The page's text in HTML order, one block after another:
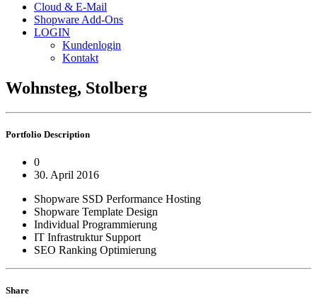
Cloud & E-Mail
Shopware Add-Ons
LOGIN
Kundenlogin
Kontakt
Wohnsteg, Stolberg
Portfolio Description
0
30. April 2016
Shopware SSD Performance Hosting
Shopware Template Design
Individual Programmierung
IT Infrastruktur Support
SEO Ranking Optimierung
Share